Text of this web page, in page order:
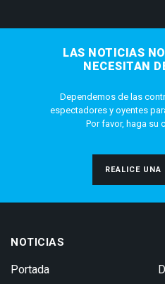
LAS NOTICIAS
NECESITAN
Dependemos de las
espectadores y oyentes
Por favor, haga su
REALICE UNA
NOTICIAS
Portada